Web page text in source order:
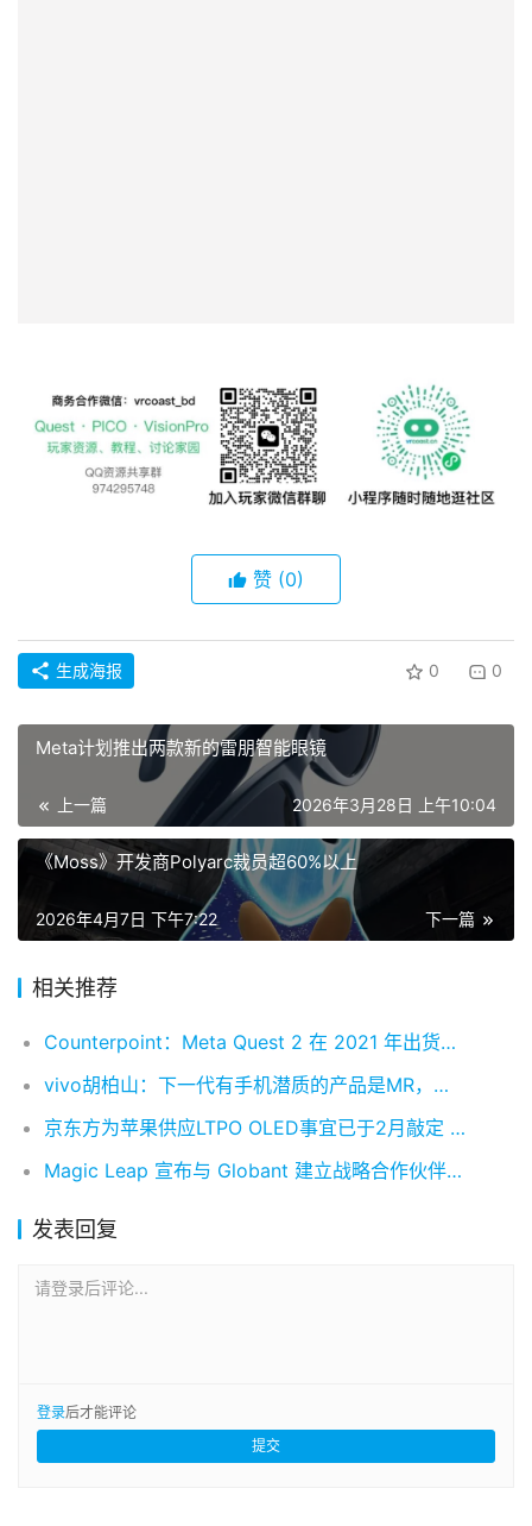
赞 (0)
生成海报 0 0
Meta计划推出两款新的雷朋智能眼镜
上一篇 2026年3月28日 上午10:04
《Moss》开发商Polyarc裁员超60%以上
下一篇
2026年4月7日 下午7:22
相关推荐
Counterpoint：Meta Quest 2 在 2021 年出货量突破 1000 万
vivo胡柏山：下一代有手机潜质的产品是MR，将推出原型机
京东方为苹果供应LTPO OLED事宜已于2月敲定 产线位于四川绵阳
Magic Leap 宣布与 Globant 建立战略合作伙伴关系 以加快企业级AR的应用落地
发表回复
请登录后评论...
登录后才能评论
提交